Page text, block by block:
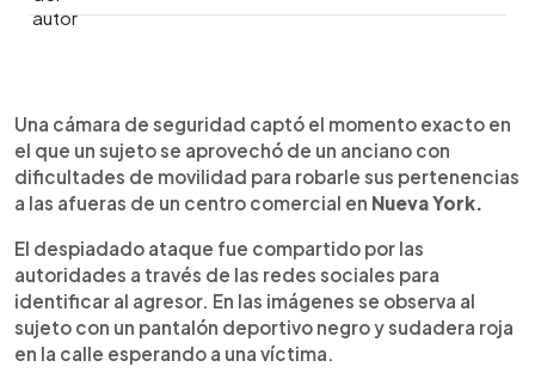
► Escuchar artículo
Una cámara de seguridad captó el momento exacto en
el que un sujeto se aprovechó de un anciano con
dificultades de movilidad para robarle sus pertenencias
a las afueras de un centro comercial en Nueva York.
El despiadado ataque fue compartido por las
autoridades a través de las redes sociales para
identificar al agresor. En las imágenes se observa al
sujeto con un pantalón deportivo negro y sudadera roja
en la calle esperando a una víctima.